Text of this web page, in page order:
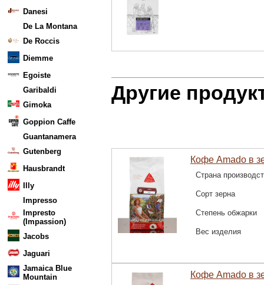
Danesi
De La Montana
De Roccis
Diemme
Egoiste
Garibaldi
Gimoka
Goppion Caffe
Guantanamera
Gutenberg
Hausbrandt
Illy
Impresso
Impresto
(Impassion)
Jacobs
Jaguari
Jamaica Blue
Mountain
Другие
Кофе Amado в
Страна
Сорт зерна
Степень обжарки
Вес изделия
Кофе Amado в